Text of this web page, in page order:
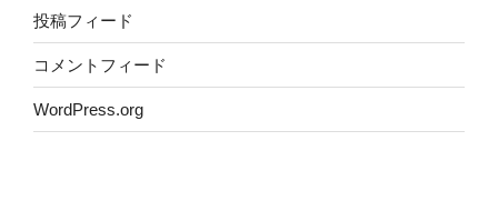
投稿フィード
コメントフィード
WordPress.org